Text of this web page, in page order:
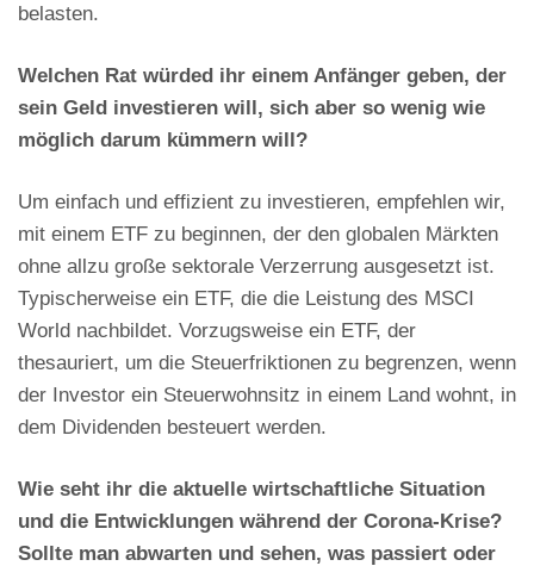
belasten.
Welchen Rat würded ihr einem Anfänger geben, der
sein Geld investieren will, sich aber so wenig wie
möglich darum kümmern will?
Um einfach und effizient zu investieren, empfehlen wir,
mit einem ETF zu beginnen, der den globalen Märkten
ohne allzu große sektorale Verzerrung ausgesetzt ist.
Typischerweise ein ETF, die die Leistung des MSCI
World nachbildet. Vorzugsweise ein ETF, der
thesauriert, um die Steuerfriktionen zu begrenzen, wenn
der Investor ein Steuerwohnsitz in einem Land wohnt, in
dem Dividenden besteuert werden.
Wie seht ihr die aktuelle wirtschaftliche Situation
und die Entwicklungen während der Corona-Krise?
Sollte man abwarten und sehen, was passiert oder